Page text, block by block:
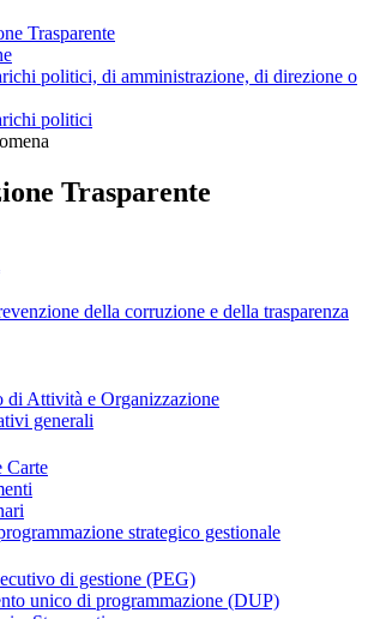
Trasparente
politici, di amministrazione, di direzione o
politici
Trasparente
della corruzione e della trasparenza
di Attività e Organizzazione
generali
Carte
strategico gestionale
di gestione (PEG)
unico di programmazione (DUP)